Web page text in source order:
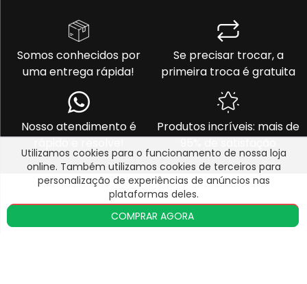
1. Onde é para entregar?
NÃO SEI MEU CEPCOMPRAR AGORA
Somos conhecidos por
uma entrega rápida!
Se precisar trocar, a
primeira troca é gratuita
Nosso atendimento é
rápido e resolve!
Produtos incríveis: mais de
95% de satisfação
Dúvidas? Ajuda via WhatsApp
Utilizamos cookies para o funcionamento de nossa loja
online. Também utilizamos cookies de terceiros para
personalização de experiências de anúncios nas
plataformas deles.
ACEITAR E CONTINUAR